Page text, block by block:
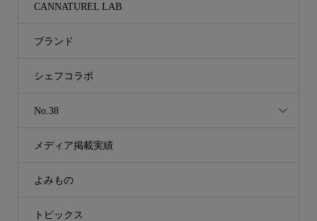
CANNATUREL LAB.
ブランド
シェフコラボ
No.38
メディア掲載実績
よみもの
トピックス